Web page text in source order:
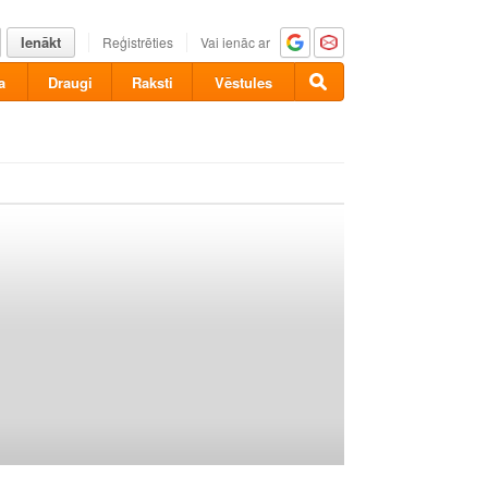
Ienākt Reģistrēties Vai ienāc ar
Draugi Raksti Vēstules